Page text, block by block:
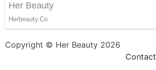
Copyright © Her Beauty 2026
Contact